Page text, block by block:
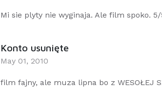
Mi sie plyty nie wyginaja. Ale film spoko. 5/
Konto usunięte
May 01, 2010
film fajny, ale muza lipna bo z WESOŁEJ